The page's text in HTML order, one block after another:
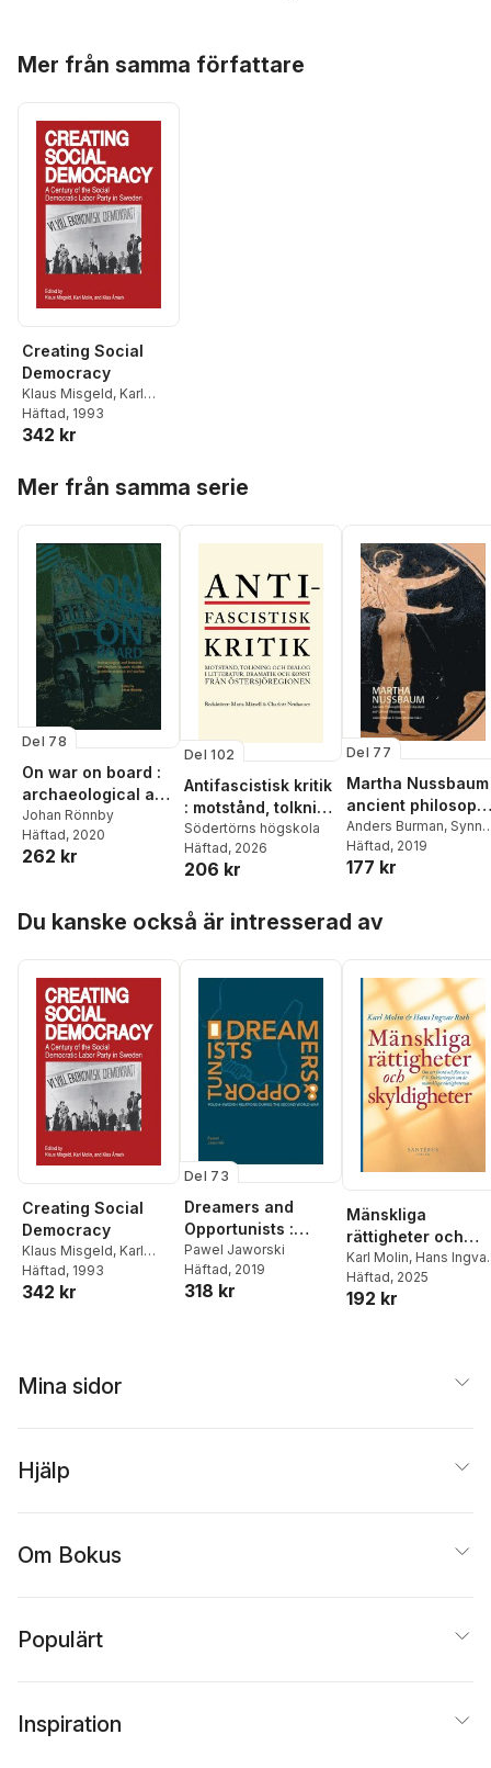
Mer från samma författare
Creating Social
Democracy
Klaus Misgeld, Karl
Molin,Klas Åmark
Häftad, 1993
342 kr
Mer från samma serie
Del 78
On war on board :
archaeological and
historical
perspectives on
early modern
Johan Rönnby
Häftad, 2020
262 kr
Del 102
Antifascistisk kritik
: motstånd, tolkning
och dialog i
litteratur, dramatik
och konst från
Södertörns högskola
Häftad, 2026
206 kr
Del 77
Martha Nussbaum
ancient
civic education
and liberal
humanism
Anders Burman, Synne
Myrebøe
Häftad, 2019
177 kr
Du kanske också är intresserad av
Creating Social
Democracy
Klaus Misgeld, Karl
Molin,Klas Åmark
Häftad, 1993
342 kr
Del 73
Dreamers and
Opportunists :
Polish-Swedish
Relations during
the Second World
Pawel Jaworski
Häftad, 2019
318 kr
Mänskliga
rättigheter och
skyldigheter : om
att förstå och
försvara FN-
Karl Molin, Hans Ingvar
Roth
Häftad, 2025
192 kr
Mina sidor
Hjälp
Om Bokus
Populärt
Inspiration